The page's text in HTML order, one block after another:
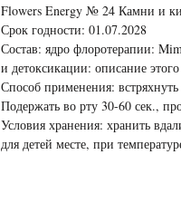
Flowers Energy № 24 Камни и
Срок годности: 01.07.2028
Состав: ядро флоротерапии:
и детоксикации: описание
Способ применения:
Подержать во рту 30-60 сек.,
Условия хранения: хранить
для детей месте, при